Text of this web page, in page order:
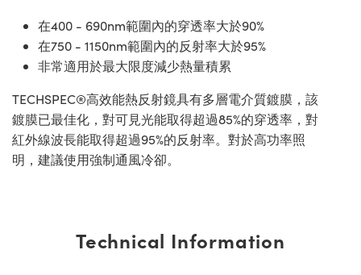
在400 - 690nm範圍內的穿透率大於90%
在750 - 1150nm範圍內的反射率大於95%
非常適用於最大限度減少熱量積累
TECHSPEC®高效能熱反射鏡具有多層電介質鍍膜，該
鍍膜已最佳化，對可見光能取得超過85%的穿透率，對
紅外線波長能取得超過95%的反射率。對於高功率照
明，建議使用強制通風冷卻。
Technical Information